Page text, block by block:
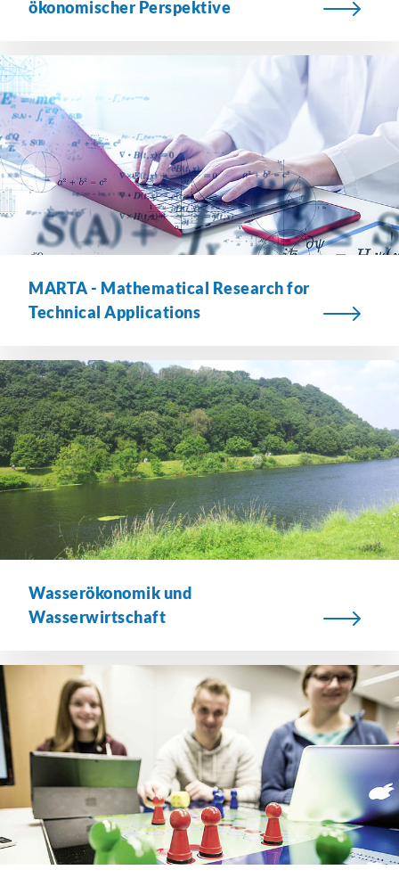
ökonomischer Perspektive
MARTA - Mathematical Research for
Technical Applications
Wasserökonomik und
Wasserwirtschaft